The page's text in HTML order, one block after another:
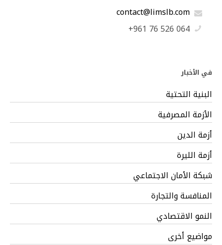
contact@limslb.com
+961 76 526 064
في الأخبار
البنية التحتية
الأزمة المصرفية
أزمة الدين
أزمة الليرة
شبكة الأمان الاجتماعي
المنافسة والتجارة
النمو الاقتصادي
مواضيع أخرى